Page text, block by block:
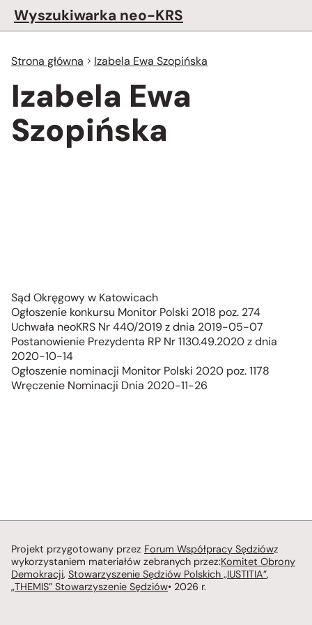
Wyszukiwarka neo-KRS
Strona główna Izabela Ewa Szopińska
Izabela Ewa
Szopińska
Sąd Okręgowy w Katowicach
Ogłoszenie konkursu Monitor Polski 2018 poz. 274
Uchwała neoKRS Nr 440/2019 z dnia 2019-05-07
Postanowienie Prezydenta RP Nr 1130.49.2020 z dnia
2020-10-14
Ogłoszenie nominacji Monitor Polski 2020 poz. 1178
Wręczenie Nominacji Dnia 2020-11-26
Projekt przygotowany przez Forum Współpracy Sędziówz
wykorzystaniem materiałów zebranych przez:Komitet Obrony
Demokracji, Stowarzyszenie Sędziów Polskich „IUSTITIA”,
„THEMIS” Stowarzyszenie Sędziów• 2026 r.